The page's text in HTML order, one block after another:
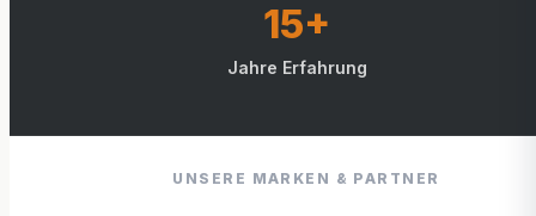
15+
Jahre Erfahrung
UNSERE MARKEN & PARTNER